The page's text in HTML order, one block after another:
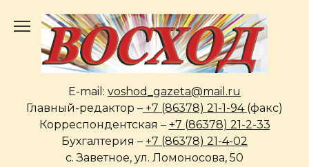
содержанию
E-mail: voshod_gazeta@mail.ru
Главный-редактор – +7 (86378) 21-1-94 (факс)
Корреспондентская – +7 (86378) 21-2-33
Бухгалтерия – +7 (86378) 21-4-02
с. Заветное, ул. Ломоносова, 50